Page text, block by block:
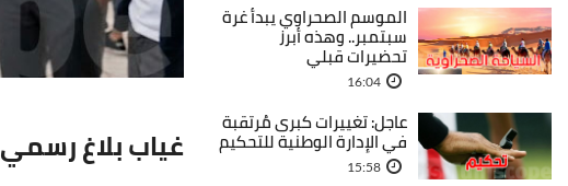
غياب بلاغ رسمي
الموسم الصحراوي يبدأ غرة
سبتمبر.. وهذه أبرز
تحضيرات قبلي
16:04
عاجل: تغييرات كبرى مُرتقبة
في الإدارة الوطنية للتحكيم
15:58